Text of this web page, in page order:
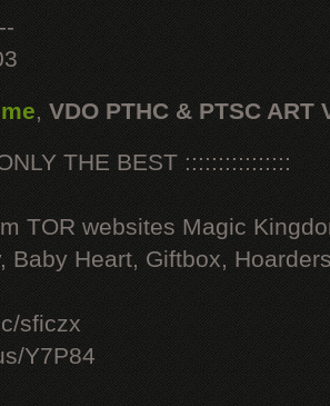
, VDO PTHC & PTSC ART
THE BEST ::::::::::::::::
TOR websites Magic
Baby Heart, Giftbox,
sficzx
Y7P84